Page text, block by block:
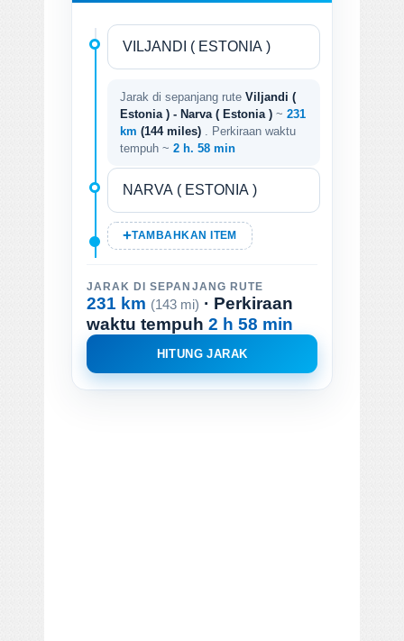
Jarak di sepanjang rute Viljandi (
Estonia ) - Narva ( Estonia ) ~ 231
km (144 miles)
. Perkiraan waktu
tempuh ~ 2 h. 58 min
TAMBAHKAN ITEM
JARAK DI SEPANJANG RUTE
231 km (143 mi) · Perkiraan
waktu tempuh 2 h 58 min
HITUNG JARAK